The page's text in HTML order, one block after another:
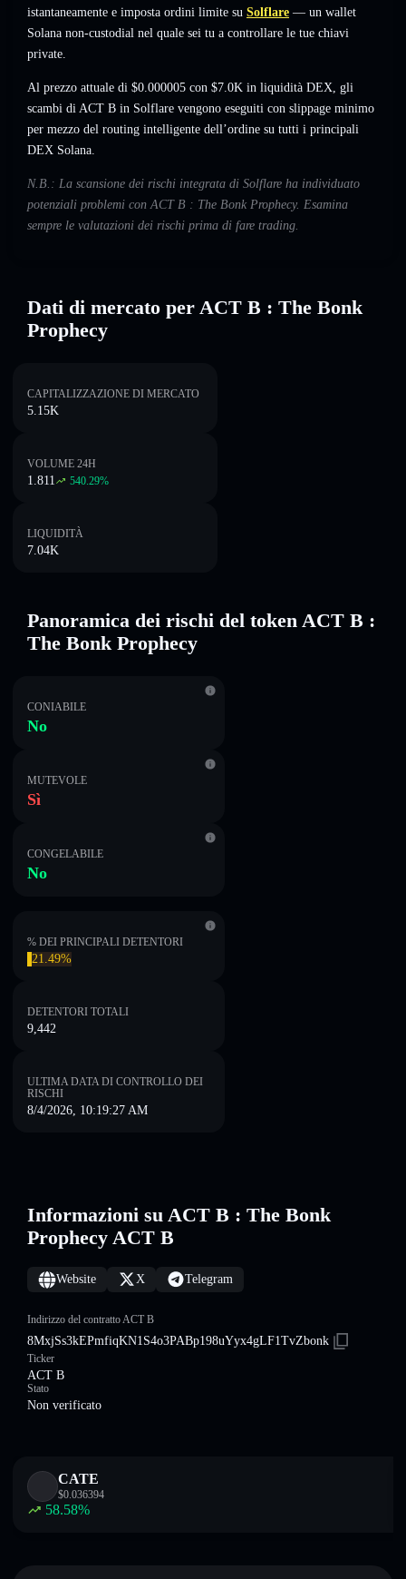
istantaneamente e imposta ordini limite su Solflare — un wallet
Solana non-custodial nel quale sei tu a controllare le tue chiavi
private.
Al prezzo attuale di $0.000005 con $7.0K in liquidità DEX, gli
scambi di ACT B in Solflare vengono eseguiti con slippage minimo
per mezzo del routing intelligente dell’ordine su tutti i principali
DEX Solana.
N.B.: La scansione dei rischi integrata di Solflare ha individuato
potenziali problemi con ACT B : The Bonk Prophecy. Esamina
sempre le valutazioni dei rischi prima di fare trading.
Dati di mercato per ACT B : The Bonk
Prophecy
CAPITALIZZAZIONE DI MERCATO
5.15K
VOLUME 24H
1.811 540.29%
LIQUIDITÀ
7.04K
Panoramica dei rischi del token ACT B :
The Bonk Prophecy
CONIABILE
No
MUTEVOLE
Sì
CONGELABILE
No
% DEI PRINCIPALI DETENTORI
21.49%
DETENTORI TOTALI
9,442
ULTIMA DATA DI CONTROLLO DEI
RISCHI
8/4/2026, 10:19:27 AM
Informazioni su ACT B : The Bonk
Prophecy ACT B
Website X Telegram
Indirizzo del contratto ACT B
8MxjSs3kEPmfiqKN1S4o3PABp198uYyx4gLF1TvZbonk
Ticker
ACT B
Stato
Non verificato
CATE
$0.036394
58.58%